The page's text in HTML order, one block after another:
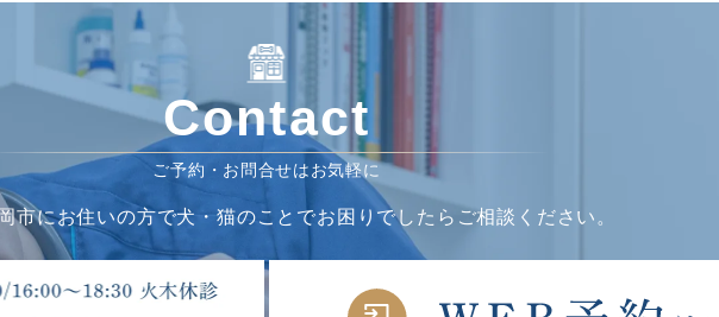
Contact
ご予約・お問合せはお気軽に
市にお住いの方で犬・猫のことでお困りでしたらご相談ください。